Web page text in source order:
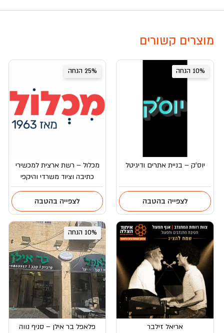
מוצרים קשורים
10% הנחה
יוס’ק – בניית אתרים ודיגיטל
לצפייה בהטבה
25% הנחה
מכלול – רשת ארצית למכשירי
כתיבה וציוד משרדי והיקפי
לצפייה בהטבה
אריאל זילבר
10% הנחה
פלאפל בר אילן – סניף נווה